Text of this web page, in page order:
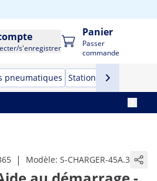
s'enregistrer
Panier
Passer
commande
pneumatiques Stations de soudage
| Modèle: S-CHARGER-45A.3